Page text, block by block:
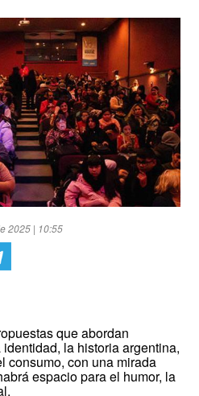
2025 | 10:55
que abordan
la historia argentina,
consumo, con una mirada
espacio para el humor, la